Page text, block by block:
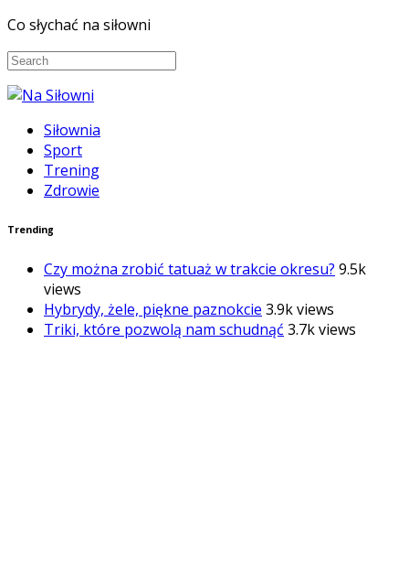
Co słychać na siłowni
Siłownia
Sport
Trening
Zdrowie
Trending
Czy można zrobić tatuaż w trakcie okresu? 9.5k
views
Hybrydy, żele, piękne paznokcie 3.9k views
Triki, które pozwolą nam schudnąć 3.7k views